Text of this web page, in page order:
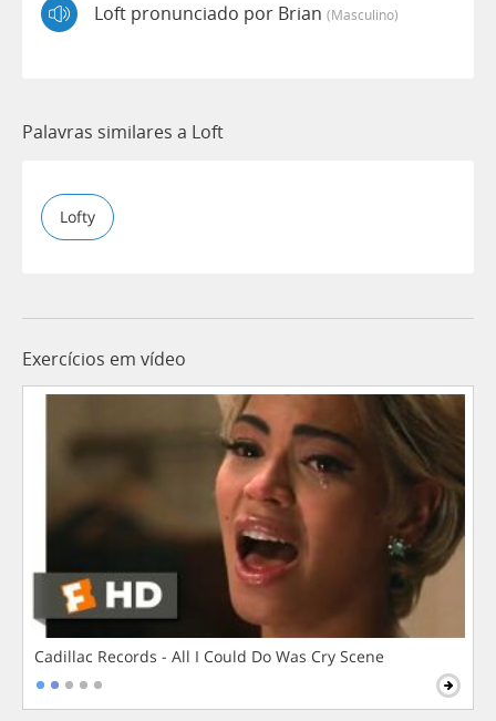
Loft pronunciado por Brian (masculino)
Palavras similares a Loft
Lofty
Exercícios em vídeo
Cadillac Records - All I Could Do Was Cry Scene